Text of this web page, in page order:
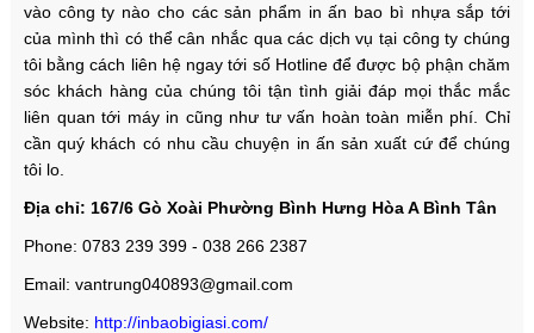
vào công ty nào cho các sản phẩm in ấn bao bì nhựa sắp tới
của mình thì có thể cân nhắc qua các dịch vụ tại công ty chúng
tôi bằng cách liên hệ ngay tới số Hotline để được bộ phận chăm
sóc khách hàng của chúng tôi tận tình giải đáp mọi thắc mắc
liên quan tới máy in cũng như tư vấn hoàn toàn miễn phí. Chỉ
cần quý khách có nhu cầu chuyện in ấn sản xuất cứ để chúng
tôi lo.
Địa chỉ: 167/6 Gò Xoài Phường Bình Hưng Hòa A Bình Tân
Phone: 0783 239 399 - 038 266 2387
Email: vantrung040893@gmail.com
Website: http://inbaobigiasi.com/